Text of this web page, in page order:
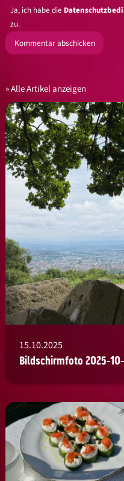
Ja, ich habe die
zu.
Alle Artikel anzeigen
15.10.2025
Bildschirmfoto 2025-